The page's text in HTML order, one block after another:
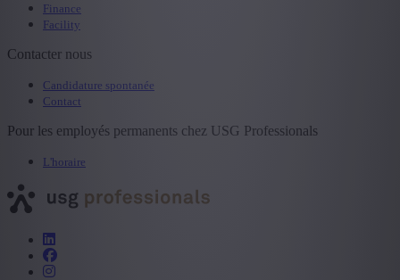
Finance
Facility
Contacter nous
Candidature spontanée
Contact
Pour les employés permanents chez USG Professionals
L'horaire